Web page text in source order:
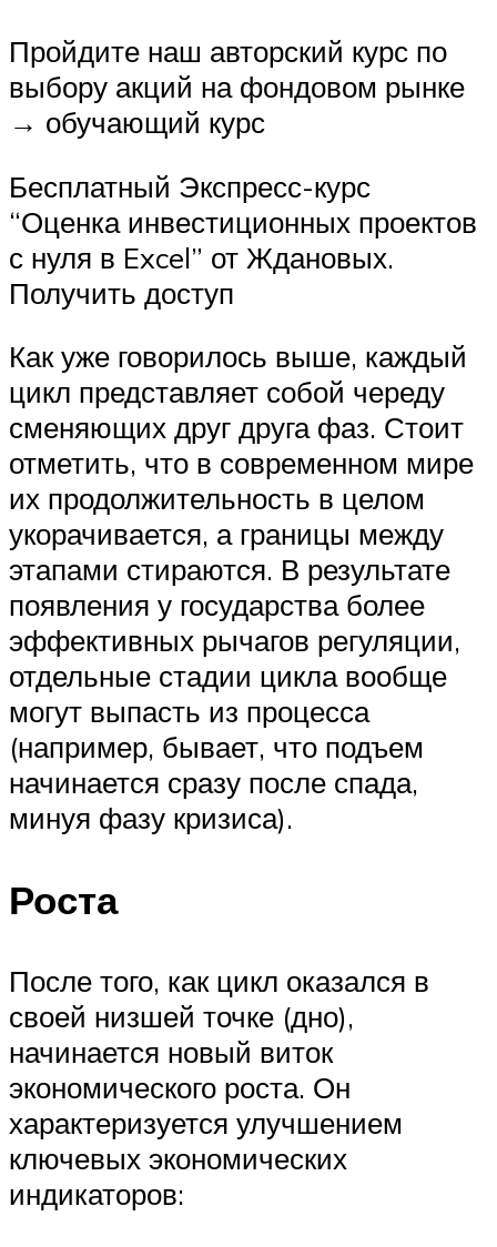
Пройдите наш авторский курс по
выбору акций на фондовом рынке
→ обучающий курс
Бесплатный Экспресс-курс
“Оценка инвестиционных проектов
с нуля в Excel” от Ждановых.
Получить доступ
Как уже говорилось выше, каждый
цикл представляет собой череду
сменяющих друг друга фаз. Стоит
отметить, что в современном мире
их продолжительность в целом
укорачивается, а границы между
этапами стираются. В результате
появления у государства более
эффективных рычагов регуляции,
отдельные стадии цикла вообще
могут выпасть из процесса
(например, бывает, что подъем
начинается сразу после спада,
минуя фазу кризиса).
Роста
После того, как цикл оказался в
своей низшей точке (дно),
начинается новый виток
экономического роста. Он
характеризуется улучшением
ключевых экономических
индикаторов: